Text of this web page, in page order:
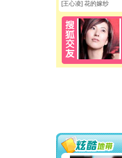
[王心凌] 花的嫁纱